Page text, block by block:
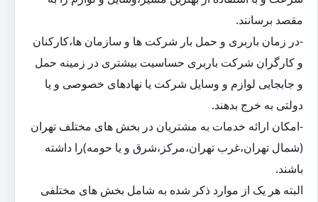
مقصد برسانند.
-در زمان باربری و حمل بار شرکت ها و سازمان ها،کارکنان
و کارگران شرکت باربری حساسیت بیشتری در زمینه حمل
و جابجایی لوازم و وسایل شرکت یا نهادهای خصوصی و یا
دولتی به خرج بدهند.
-امکان ارائه خدمات به مشتریان در بخش های مختلف تهران
(شمال تهران،غرب تهران،مرکز،شرق و یا حومه)را داشته
باشند.
البته هر یک از موارد ذکر شده به شامل بخش های مختلفی